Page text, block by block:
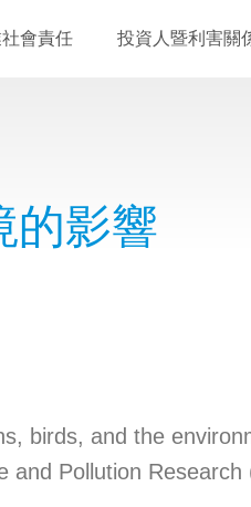
會責任 投資人暨利害關
的影響
birds, and the
and Pollution